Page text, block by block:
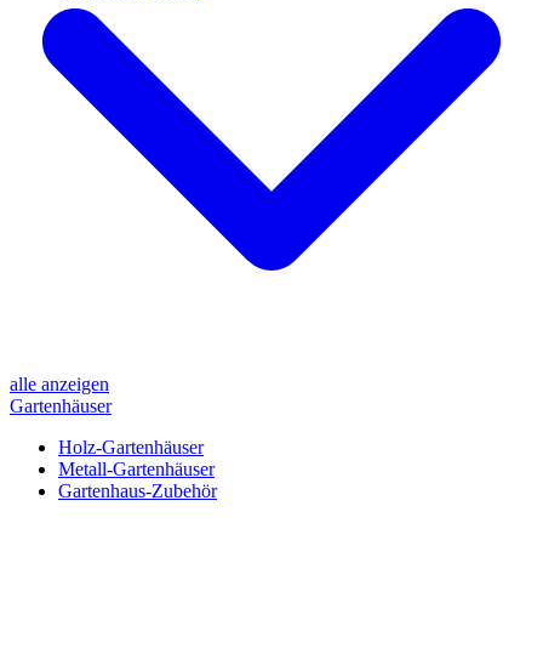
alle anzeigen
Gartenhäuser
Holz-Gartenhäuser
Metall-Gartenhäuser
Gartenhaus-Zubehör